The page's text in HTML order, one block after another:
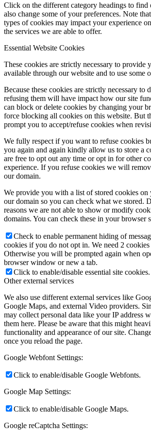
Click on the different category headings to find
also change some of your preferences. Note
types of cookies may impact your experience
the services we are able to offer.
Essential Website Cookies
These cookies are strictly necessary to provide
available through our website and to use some
Because these cookies are strictly necessary to
refusing them will have impact how our site
can block or delete cookies by changing your
force blocking all cookies on this website. But
prompt you to accept/refuse cookies when
We fully respect if you want to refuse cookies
you again and again kindly allow us to store a
are free to opt out any time or opt in for other
experience. If you refuse cookies we will
our domain.
We provide you with a list of stored cookies on
our domain so you can check what we stored.
reasons we are not able to show or modify
domains. You can check these in your browser
Check to enable permanent hiding of
cookies if you do not opt in. We need 2 cookies
Otherwise you will be prompted again when
browser window or new a tab.
Click to enable/disable essential site cookies.
Other external services
We also use different external services like
Google Maps, and external Video providers.
may collect personal data like your IP address
them here. Please be aware that this might
functionality and appearance of our site.
once you reload the page.
Google Webfont Settings:
Click to enable/disable Google Webfonts.
Google Map Settings:
Click to enable/disable Google Maps.
Google reCaptcha Settings: